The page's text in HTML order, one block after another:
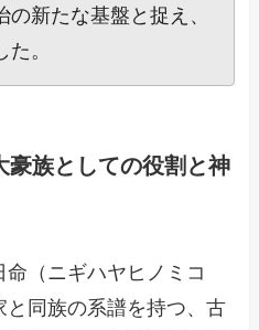
新たな基盤と捉え、
。
豪族としての役割と神
（ニギハヤヒノミコ
と同族の系譜を持つ、古